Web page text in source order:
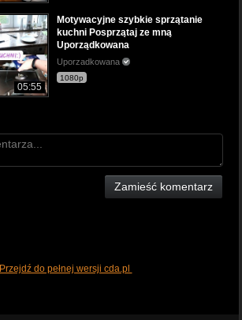
05:55
Motywacyjne szybkie sprzątanie
kuchni Posprzątaj ze mną
Uporządkowana
Uporzadkowana
1080p
Zamieść komentarz
Przejdź do pełnej wersji cda.pl